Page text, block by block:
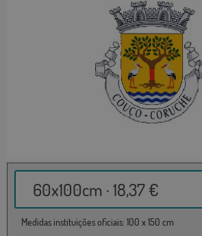
60x100cm · 18,37 €
Medidas instituições oficiais: 100 x 150 cm